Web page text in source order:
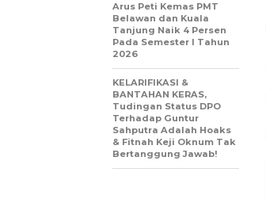
Arus Peti Kemas PMT
Belawan dan Kuala
Tanjung Naik 4 Persen
Pada Semester I Tahun
2026
KELARIFIKASI &
BANTAHAN KERAS,
Tudingan Status DPO
Terhadap Guntur
Sahputra Adalah Hoaks
& Fitnah Keji Oknum Tak
Bertanggung Jawab!